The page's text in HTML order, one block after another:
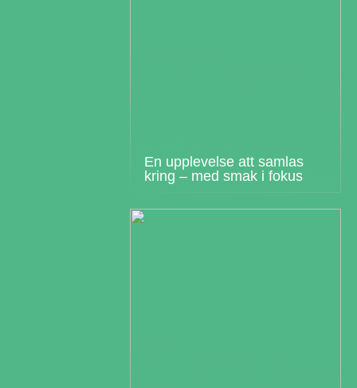
En upplevelse att samlas
kring – med smak i fokus